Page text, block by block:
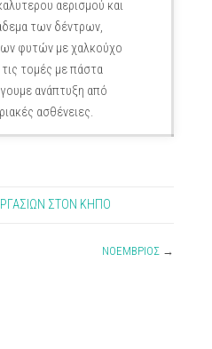
αερισμού και
των δέντρων,
φυτών με χαλκούχο
τομές με πάστα
ανάπτυξη από
ασθένειες.
ΣΤΟΝ ΚΗΠΟ
ΝΟΕΜΒΡΙΟΣ →